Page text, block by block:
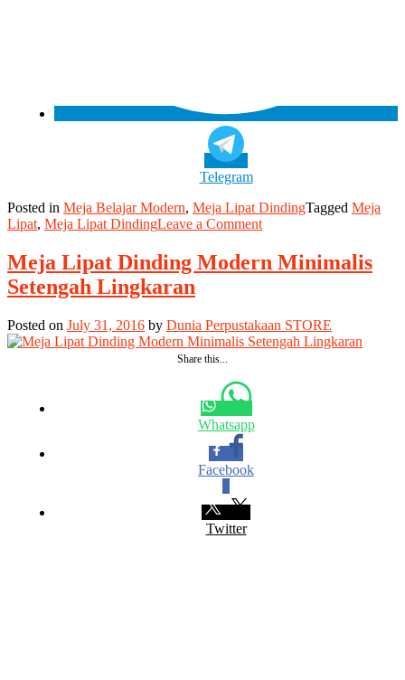
Telegram
Posted in Meja Belajar Modern, Meja Lipat DindingTagged Meja
Lipat, Meja Lipat DindingLeave a Commenton
Lipat
Dinding
dan
Praktis
Meja Lipat Dinding Modern Minimalis
Setengah Lingkaran
Posted on July 31, 2016 by Dunia Perpustakaan STORE
Share this...
Whatsapp
Facebook
Twitter